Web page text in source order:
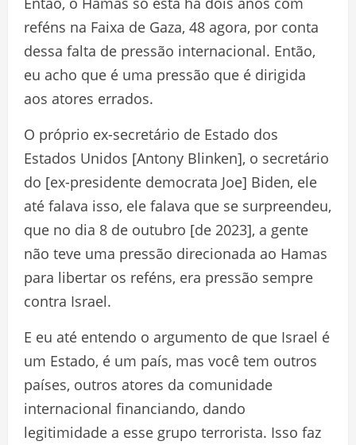
reféns na Faixa de Gaza, 48 agora, por conta
dessa falta de pressão internacional. Então,
eu acho que é uma pressão que é dirigida
aos atores errados.
O próprio ex-secretário de Estado dos
Estados Unidos [Antony Blinken], o secretário
do [ex-presidente democrata Joe] Biden, ele
até falava isso, ele falava que se surpreendeu,
que no dia 8 de outubro [de 2023], a gente
não teve uma pressão direcionada ao Hamas
para libertar os reféns, era pressão sempre
contra Israel.
E eu até entendo o argumento de que Israel é
um Estado, é um país, mas você tem outros
países, outros atores da comunidade
internacional financiando, dando
legitimidade a esse grupo terrorista. Isso faz